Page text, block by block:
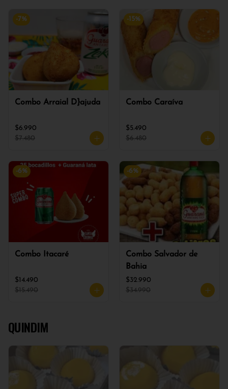
-7%
Combo Arraial D}ajuda
$6.990
$7.480
-15%
Combo Caraíva
$5.490
$6.480
-6%
Combo Itacaré
$14.490
$15.490
-6%
Combo Salvador de
Bahia
$32.990
$34.990
QUINDIM